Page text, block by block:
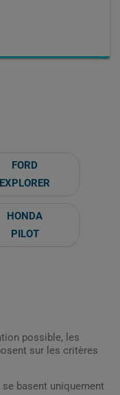
FORD
EXPLORER
HONDA
PILOT
possible, les
sur les critères
basent uniquement